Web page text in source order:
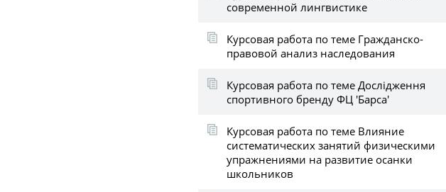
современной лингвистике
Курсовая работа по теме Гражданско-
правовой анализ наследования
Курсовая работа по теме Дослідження
спортивного бренду ФЦ 'Барса'
Курсовая работа по теме Влияние
систематических занятий физическими
упражнениями на развитие осанки
школьников